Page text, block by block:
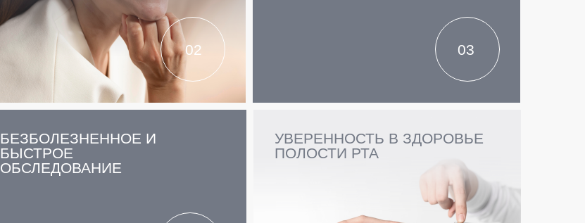
02 03
БЕЗБОЛЕЗНЕННОЕ И
БЫСТРОЕ
ОБСЛЕДОВАНИЕ
УВЕРЕННОСТЬ В ЗДОРОВЬЕ
ПОЛОСТИ РТА